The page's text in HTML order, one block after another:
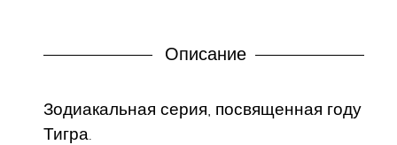
Описание
Зодиакальная серия, посвященная году
Тигра.